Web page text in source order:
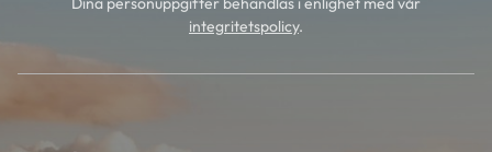
integritetspolicy.